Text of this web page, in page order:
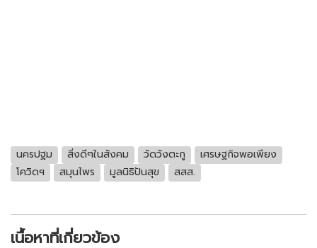
นครปฐม สิ่งดีๆในสังคม วัดวังตะกู
เศรษฐกิจพอเพียง
โควิดฯ
สมุนไพร มูลนิธิปันสุข สสส.
เนื้อหาที่เกี่ยวข้อง